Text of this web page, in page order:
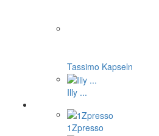
Tassimo Kapseln
Illy ...
1Zpresso